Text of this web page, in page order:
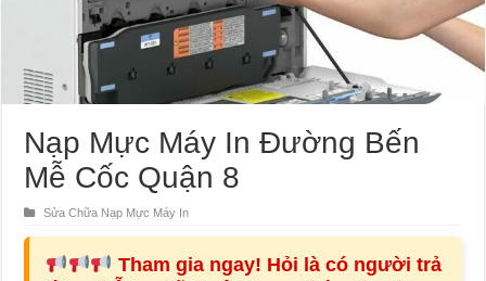
Nạp Mực Máy In Đường Bến
Mễ Cốc Quận 8
Sửa Chữa Nạp Mực Máy In
Tham gia ngay! Hỏi là có người trả